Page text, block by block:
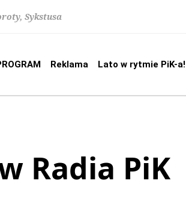
Sykstusa
Reklama Lato w rytmie PiK-a!
Radia PiK